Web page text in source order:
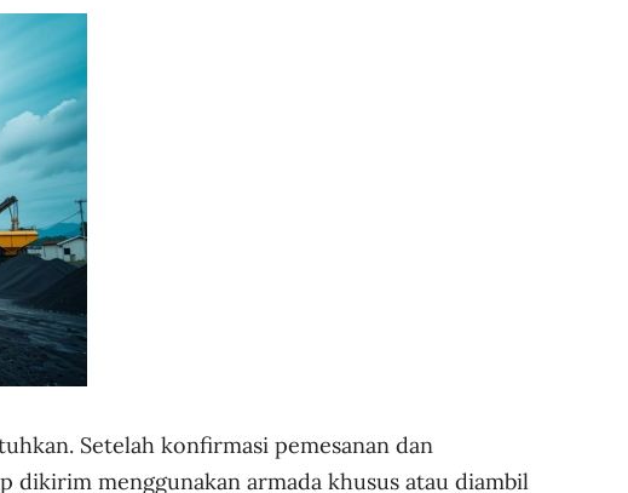
Setelah konfirmasi pemesanan dan
dikirim menggunakan armada khusus atau diambil